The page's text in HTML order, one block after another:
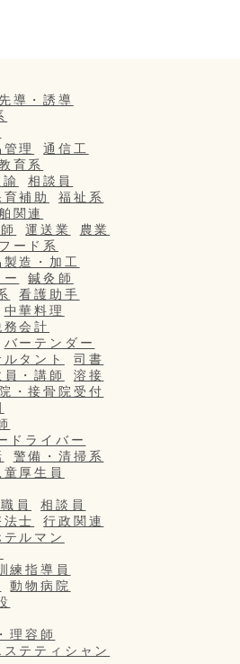
先導・誘導
理
通信工
育系
相談員
育補助
福祉系
関連
運送業
農業
フード系
製造・加工
鍼灸師
看護助手
中華料理
務会計
バーテンダー
タント
司書
員・講師
溶接
・接骨院受付
ドライバー
警備・清掃系
童厚生員
員
相談員
士
行政関連
テルマン
練指導員
動物病院
理容師
ステティシャン